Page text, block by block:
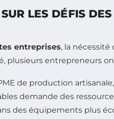
LES DÉFIS
entreprises, la
plusieurs entrepreneurs
de production
demande des
des équipements plus